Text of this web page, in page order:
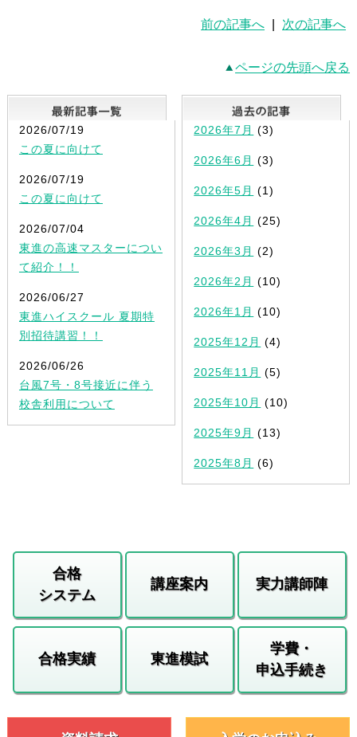
前の記事へ 次の記事へ
ページの先頭へ戻る
最新記事一覧
2026/07/19
この夏に向けて
2026/07/19
この夏に向けて
2026/07/04
東進の高速マスターについ
て紹介！！
2026/06/27
東進ハイスクール 夏期特
別招待講習！！
2026/06/26
台風7号・8号接近に伴う
校舎利用について
2026年7月 (3)
2026年6月 (3)
2026年5月 (1)
2026年4月 (25)
2026年3月 (2)
2026年2月 (10)
2026年1月 (10)
2025年12月 (4)
2025年11月 (5)
2025年10月 (10)
2025年9月 (13)
2025年8月 (6)
合格
システム
講座案内 実力講師陣
合格実績 東進模試
学費・
申込手続き